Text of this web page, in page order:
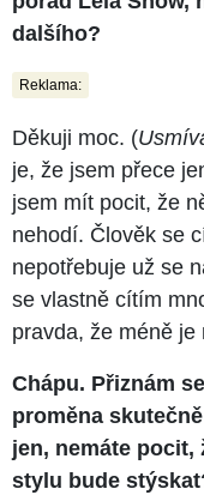
dalšího?
Reklama:
Děkuji moc. (
je, že jsem přece
jsem mít pocit, že
nehodí. Člověk se
nepotřebuje už se
se vlastně cítím
pravda, že méně je
Chápu. Přiznám
proměna
jen, nemáte pocit,
stylu bude